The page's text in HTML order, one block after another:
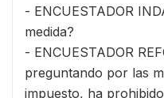
- ENCUESTADOR
medida?
- ENCUESTADOR
preguntando por las
impuesto, ha